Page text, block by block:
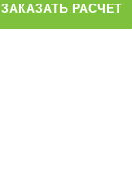
ЗАКАЗАТЬ РАСЧЕТ